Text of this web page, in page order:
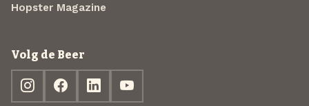
Hopster Magazine
Volg de Beer